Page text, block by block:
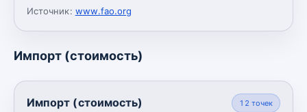
Источник: www.fao.org
Импорт (стоимость)
Импорт (стоимость) 12 точек